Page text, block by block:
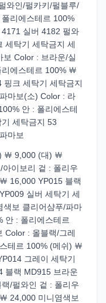
와인/펄카키/펄블루/
리에스테르 100%
실버 4182 펄와
세탁기 세탁금지 세
보 Color : 브라운/실
에스테르 100% ￦
크 세탁기 세탁금지
마보(소) Color : 라
안 : 폴리에스테
세탁금지 53
마보
￦ 9,000 (대) ￦
이보리 겉 : 폴리우
16,000 YP015 블랙
실버 세탁기 세
색보 클리어샴푸/파마
안 : 폴리에스테르
Color : 올블랙/그레
테르 100% (메쉬) ￦
그레이 세탁기
블랙 MD915 브라운
/펄와인 겉 : 폴리우
24,000 미니염색보